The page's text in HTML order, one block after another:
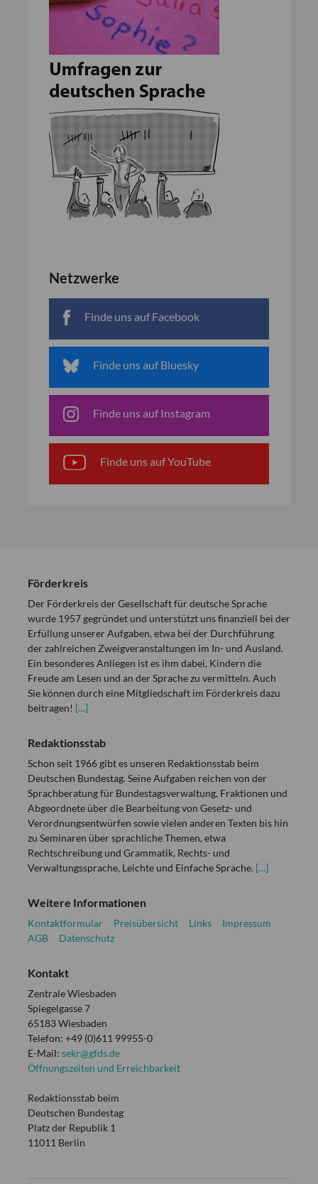
Netzwerke
Finde uns auf Facebook
Finde uns auf Bluesky
Finde uns auf Instagram
Finde uns auf YouTube
Förderkreis
Der Förderkreis der Gesellschaft für deutsche Sprache
wurde 1957 gegründet und unterstützt uns finanziell bei der
Erfüllung unserer Aufgaben, etwa bei der Durchführung
der zahlreichen Zweigveranstaltungen im In- und Ausland.
Ein besonderes Anliegen ist es ihm dabei, Kindern die
Freude am Lesen und an der Sprache zu vermitteln. Auch
Sie können durch eine Mitgliedschaft im Förderkreis dazu
beitragen! […]
Redaktionsstab
Schon seit 1966 gibt es unseren Redaktionsstab beim
Deutschen Bundestag. Seine Aufgaben reichen von der
Sprachberatung für Bundestagsverwaltung, Fraktionen und
Abgeordnete über die Bearbeitung von Gesetz- und
Verordnungsentwürfen sowie vielen anderen Texten bis hin
zu Seminaren über sprachliche Themen, etwa
Rechtschreibung und Grammatik, Rechts- und
Verwaltungssprache, Leichte und Einfache Sprache. […]
Weitere Informationen
Kontaktformular Preisübersicht Links
Impressum
AGB
Datenschutz
Kontakt
Zentrale Wiesbaden
Spiegelgasse 7
65183 Wiesbaden
Telefon: +49 (0)611 99955-0
E-Mail: sekr@gfds.de
Öffnungszeiten und Erreichbarkeit
Redaktionsstab beim
Deutschen Bundestag
Platz der Republik 1
11011 Berlin